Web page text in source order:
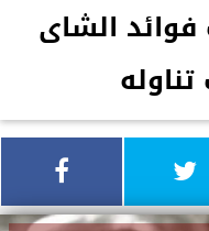
الشاى